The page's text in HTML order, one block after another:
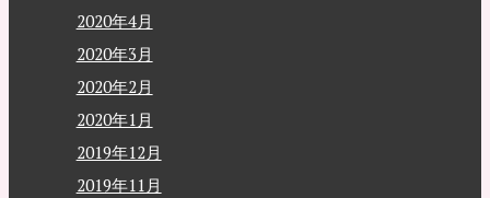
2020年4月
2020年3月
2020年2月
2020年1月
2019年12月
2019年11月